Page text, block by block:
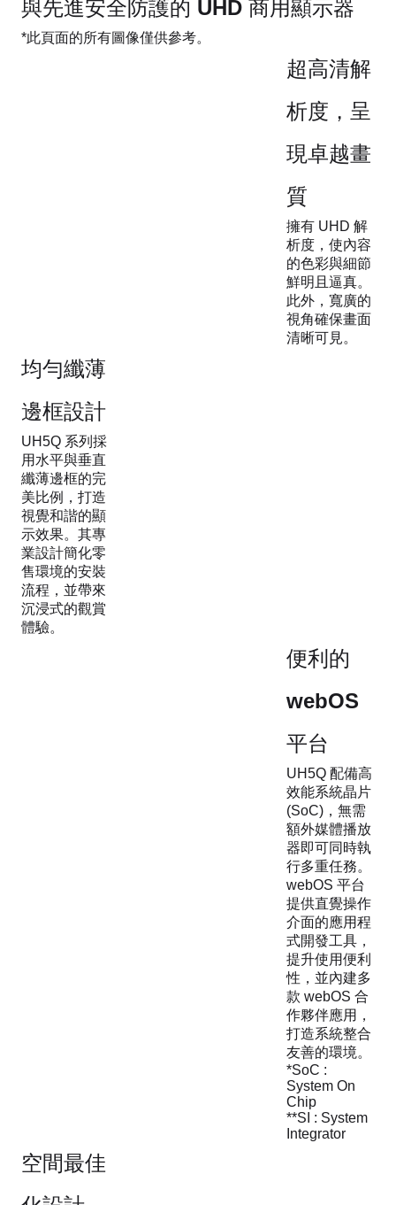
與先進安全防護的 UHD 商用顯示器
*此頁面的所有圖像僅供參考。
超高清解
析度，呈
現卓越畫
質
擁有 UHD 解
析度，使內容
的色彩與細節
鮮明且逼真。
此外，寬廣的
視角確保畫面
清晰可見。
均勻纖薄
邊框設計
UH5Q 系列採
用水平與垂直
纖薄邊框的完
美比例，打造
視覺和諧的顯
示效果。其專
業設計簡化零
售環境的安裝
流程，並帶來
沉浸式的觀賞
體驗。
便利的
webOS
平台
UH5Q 配備高
效能系統晶片
(SoC)，無需
額外媒體播放
器即可同時執
行多重任務。
webOS 平台
提供直覺操作
介面的應用程
式開發工具，
提升使用便利
性，並內建多
款 webOS 合
作夥伴應用，
打造系統整合
友善的環境。
*SoC :
System On
Chip
**SI : System
Integrator
空間最佳